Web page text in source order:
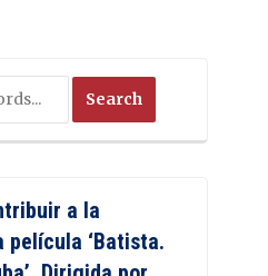
a la
película ‘Batista.